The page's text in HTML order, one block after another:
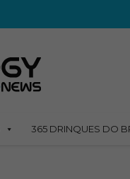
365 DRINQUES DO